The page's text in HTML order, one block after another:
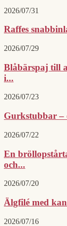
2026/07/31
Raffes
2026/07/29
Blåbärspaj till
i...
2026/07/23
Gurkstubbar –
2026/07/22
En
och...
2026/07/20
Älgfilé med
2026/07/16